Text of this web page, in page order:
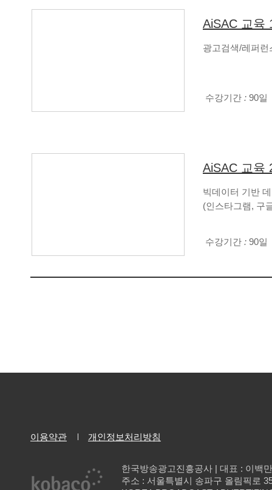
AiSAC 교육
광고검색/레퍼
수강기간 : 90일
AiSAC 교육
빅데이터 기반
(인스타그램, 구
수강기간 : 90일
이용약관 개인정보처리방침
한국방송광고진흥공사 | 대표 : 이백만
주소 : 서울특별시 송파구 올림픽로